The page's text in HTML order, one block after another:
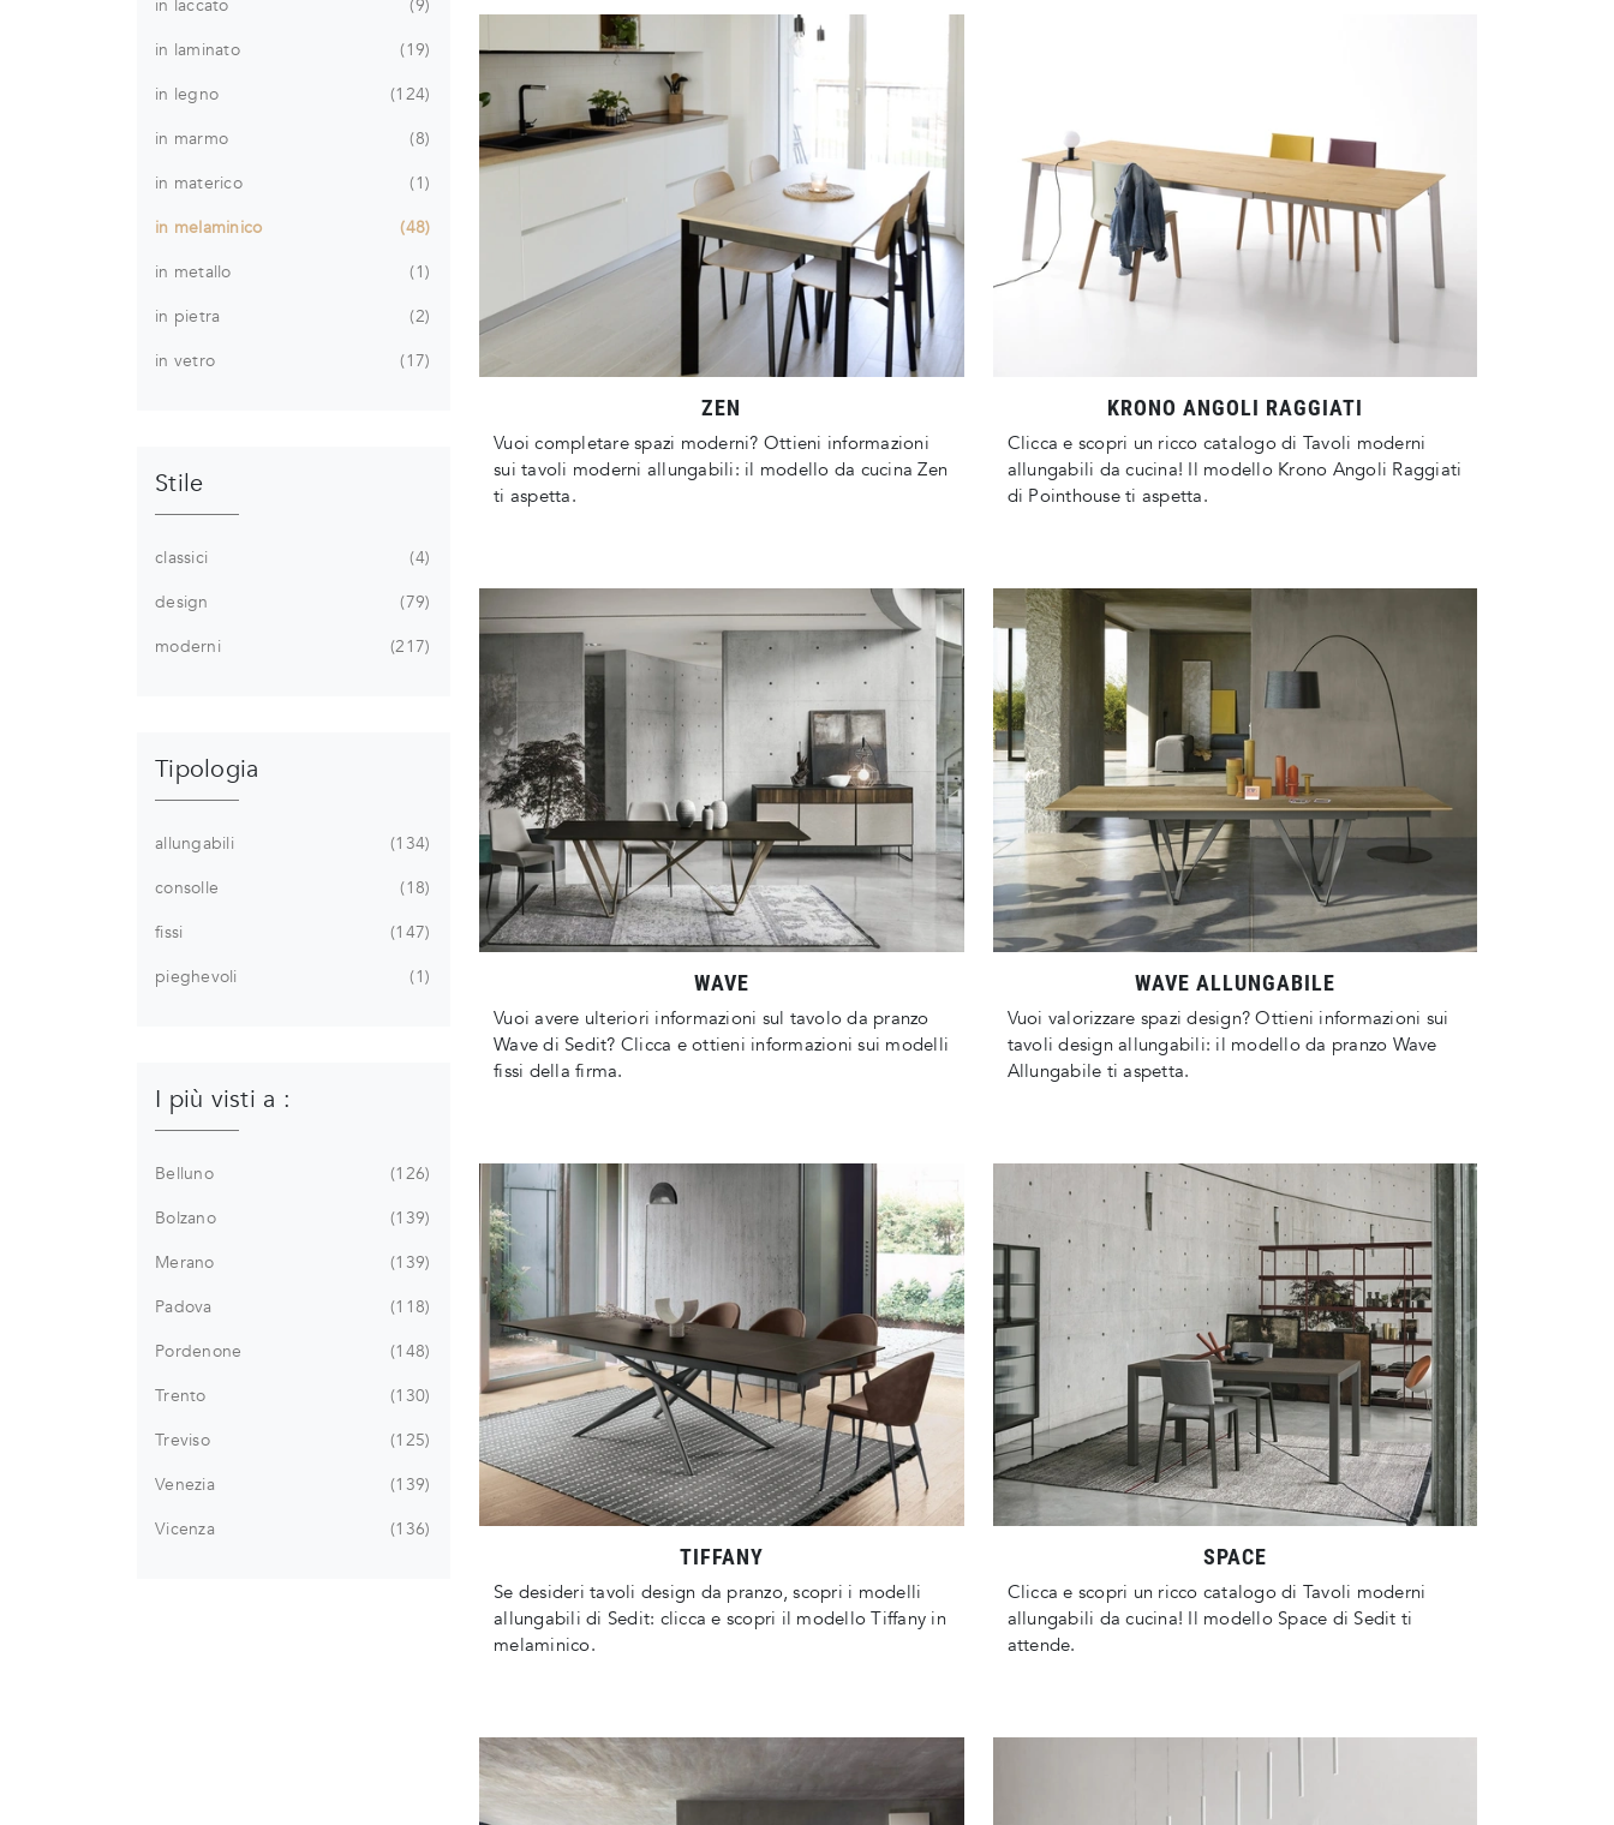
ZEN
Vuoi completare spazi moderni? Ottieni informazioni
sui tavoli moderni allungabili: il modello da cucina Zen
ti aspetta.
KRONO ANGOLI RAGGIATI
Clicca e scopri un ricco catalogo di Tavoli moderni
allungabili da cucina! Il modello Krono Angoli Raggiati
di Pointhouse ti aspetta.
WAVE
Vuoi avere ulteriori informazioni sul tavolo da pranzo
Wave di Sedit? Clicca e ottieni informazioni sui modelli
fissi della firma.
WAVE ALLUNGABILE
Vuoi valorizzare spazi design? Ottieni informazioni sui
tavoli design allungabili: il modello da pranzo Wave
Allungabile ti aspetta.
TIFFANY
Se desideri tavoli design da pranzo, scopri i modelli
allungabili di Sedit: clicca e scopri il modello Tiffany in
melaminico.
SPACE
Clicca e scopri un ricco catalogo di Tavoli moderni
allungabili da cucina! Il modello Space di Sedit ti
attende.
in laccato
9
in laminato
19
in legno
124
in marmo
8
in materico
1
in melaminico
48
in metallo
1
in pietra
2
in vetro
17
Stile
classici
4
design
79
moderni
217
Tipologia
allungabili
134
consolle
18
fissi
147
pieghevoli
1
I più visti a :
Belluno
126
Bolzano
139
Merano
139
Padova
118
Pordenone
148
Trento
130
Treviso
125
Venezia
139
Vicenza
136